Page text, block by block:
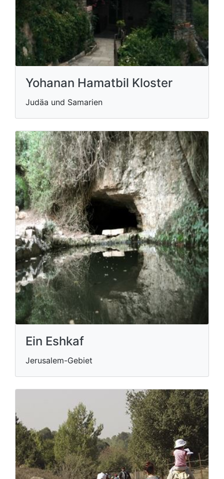
Yohanan Hamatbil Kloster
Judäa und Samarien
Ein Eshkaf
Jerusalem-Gebiet